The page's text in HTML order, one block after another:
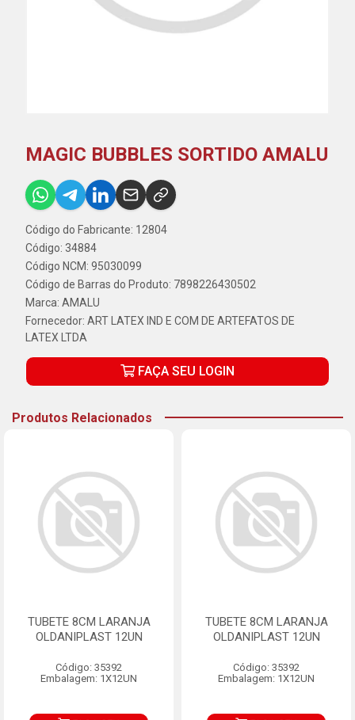
MAGIC BUBBLES SORTIDO AMALU
Código do Fabricante: 12804
Código: 34884
Código NCM: 95030099
Código de Barras do Produto: 7898226430502
Marca: AMALU
Fornecedor: ART LATEX IND E COM DE ARTEFATOS DE
LATEX LTDA
FAÇA SEU LOGIN
Produtos Relacionados
TUBETE 8CM LARANJA
OLDANIPLAST 12UN
Código: 35392
Embalagem: 1X12UN
TUBETE 8CM LARANJA
OLDANIPLAST 12UN
Código: 35392
Embalagem: 1X12UN